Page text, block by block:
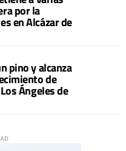
por la
en Alcázar de
pino y alcanza
de
Ángeles de